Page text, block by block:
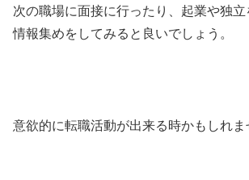
次の職場に面接に行ったり、起業や独
情報集めをしてみると良いでしょう。
意欲的に転職活動が出来る時かもしれま